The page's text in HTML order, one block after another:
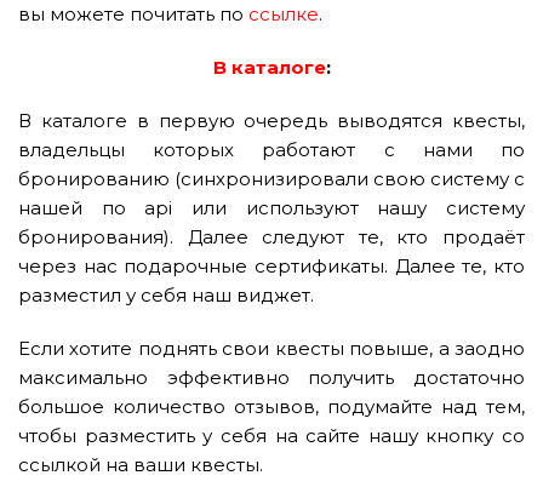
вы можете почитать по ссылке.
В каталоге:
В каталоге в первую очередь выводятся квесты,
владельцы которых работают с нами по
бронированию (синхронизировали свою систему с
нашей по api или используют нашу систему
бронирования). Далее следуют те, кто продаёт
через нас подарочные сертификаты. Далее те, кто
разместил у себя наш виджет.
Если хотите поднять свои квесты повыше, а заодно
максимально эффективно получить достаточно
большое количество отзывов, подумайте над тем,
чтобы разместить у себя на сайте нашу кнопку со
ссылкой на ваши квесты.